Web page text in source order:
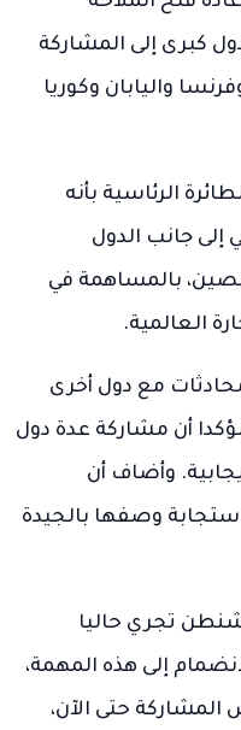
كبرى إلى المشاركة
واليابان وكوريا
الرئاسية بأنه
جانب الدول
بالمساهمة في
العالمية.
مع دول أخرى
أن مشاركة عدة دول
وأضاف أن
وصفها بالجيدة
تجري حاليا
إلى هذه المهمة،
حتى الآن،